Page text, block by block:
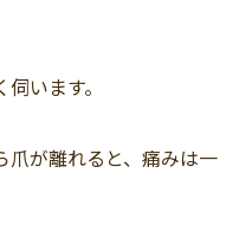
います。
爪が離れると、痛みは一